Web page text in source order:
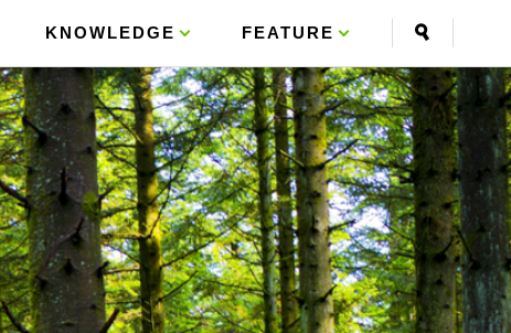
KNOWLEDGE FEATURE